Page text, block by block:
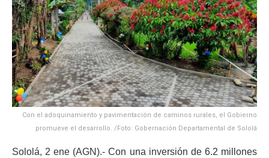
Con el adoquinamiento y pavimentación de caminos rurales, el Gobierno
promueve el desarrollo. /Foto: Gobernación Departamental de Sololá
Sololá, 2 ene (AGN).- Con una inversión de 6.2 millones